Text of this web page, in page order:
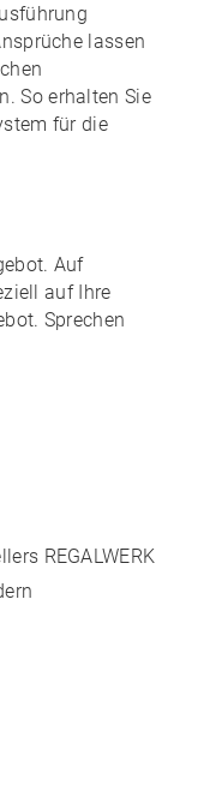
lassen
So erhalten Sie
für die
Auf
auf Ihre
Sprechen
REGALWERK